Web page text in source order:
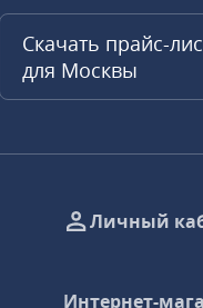
Скачать прайс-
для Москвы
Личный
Интернет-